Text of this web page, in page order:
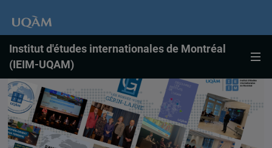
Institut d'études internationales de Montréal
(IEIM-UQAM)